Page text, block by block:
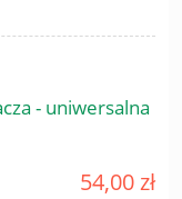
- uniwersalna
54,00 zł